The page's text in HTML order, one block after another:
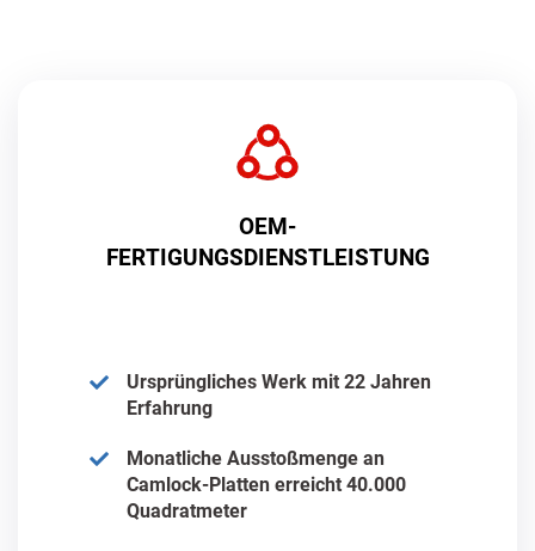
OEM-
FERTIGUNGSDIENSTLEISTUNG
Ursprüngliches Werk mit 22 Jahren
Erfahrung
Monatliche Ausstoßmenge an
Camlock-Platten erreicht 40.000
Quadratmeter